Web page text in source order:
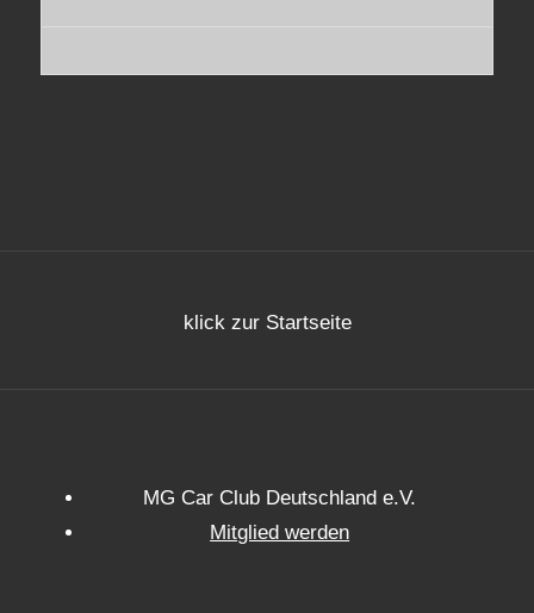
klick zur Startseite
MG Car Club Deutschland e.V.
Mitglied werden